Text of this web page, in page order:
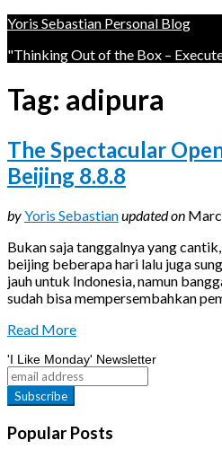
Yoris Sebastian Personal Blog
"Thinking Out of the Box –
Tag: adipura
The Spectacular
Beijing 8.8.8
byYoris Sebastianupdated on
Bukan saja tanggalnya yang
beijing beberapa hari lalu juga
jauh untuk Indonesia, namun
sudah bisa mempersembahkan
Read More
'I Like Monday' Newsletter
Popular Posts